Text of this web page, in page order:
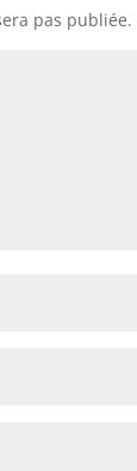
pas publiée.